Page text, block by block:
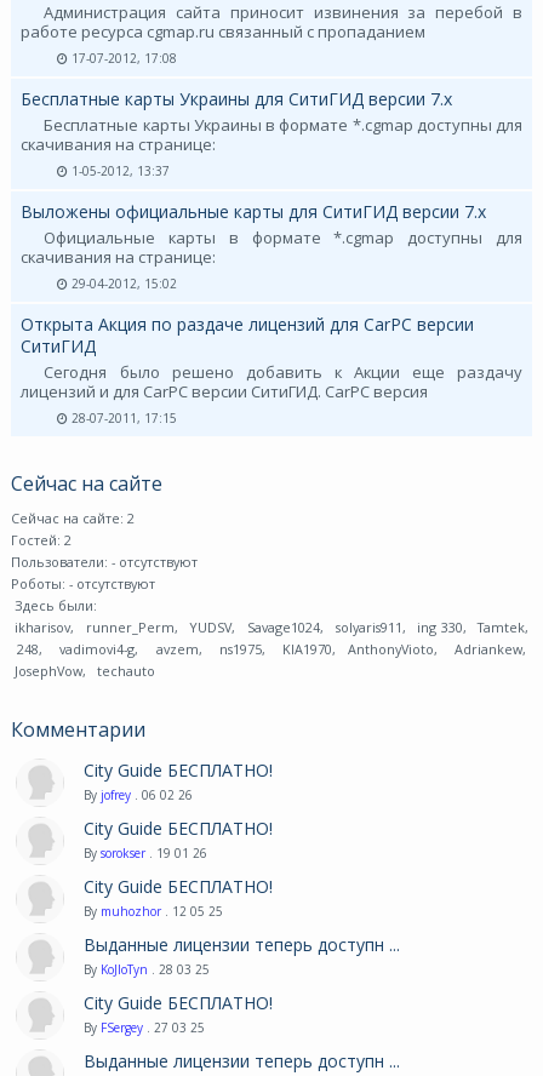
Администрация сайта приносит извинения за перебой в
работе ресурса cgmap.ru связанный с пропаданием
17-07-2012, 17:08
Бесплатные карты Украины для СитиГИД версии 7.х
Бесплатные карты Украины в формате *.cgmap доступны для
скачивания на странице:
1-05-2012, 13:37
Выложены официальные карты для СитиГИД версии 7.х
Официальные карты в формате *.cgmap доступны для
скачивания на странице:
29-04-2012, 15:02
Открыта Акция по раздаче лицензий для CarPC версии
СитиГИД
Сегодня было решено добавить к Акции еще раздачу
лицензий и для CarPC версии СитиГИД. CarPC версия
28-07-2011, 17:15
Сейчас на сайте
Сейчас на сайте: 2
Гостей: 2
Пользователи: - отсутствуют
Роботы: - отсутствуют
Здесь были:
ikharisov, runner_Perm, YUDSV, Savage1024, solyaris911, ing 330, Tamtek,
248, vadimovi4-g, avzem, ns1975, KIA1970, AnthonyVioto, Adriankew,
JosephVow, techauto
Комментарии
City Guide БЕСПЛАТНО!
By jofrey . 06 02 26
City Guide БЕСПЛАТНО!
By sorokser . 19 01 26
City Guide БЕСПЛАТНО!
By muhozhor . 12 05 25
Выданные лицензии теперь доступн ...
By KoJIoTyn . 28 03 25
City Guide БЕСПЛАТНО!
By FSergey . 27 03 25
Выданные лицензии теперь доступн ...